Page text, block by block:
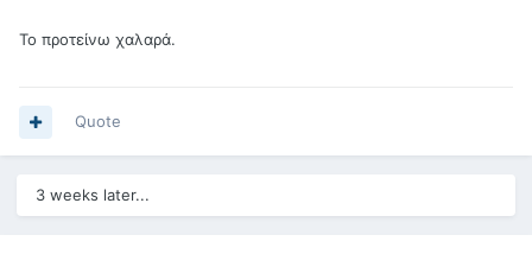
Το προτείνω χαλαρά.
Quote
3 weeks later...